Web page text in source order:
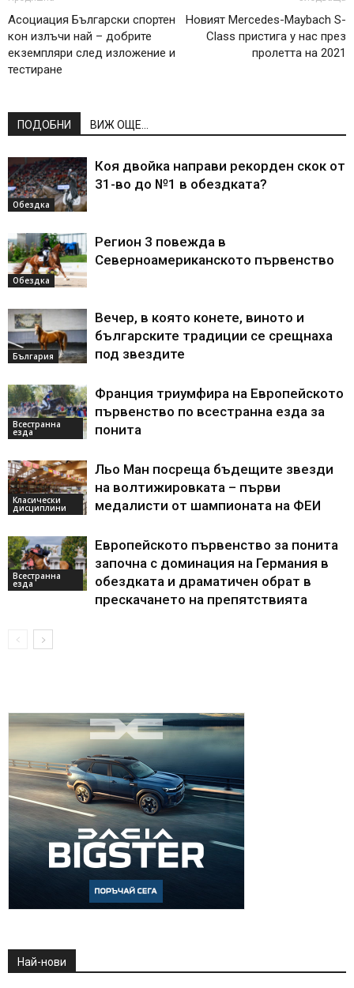
Асоциация Български спортен
кон излъчи най – добрите
екземпляри след изложение и
тестиране
Новият Mercedes-Maybach S-
Class пристига у нас през
пролетта на 2021
ПОДОБНИ ВИЖ ОЩЕ...
Обездка
Коя двойка направи рекорден скок от
31-во до №1 в обездката?
Обездка
Регион 3 повежда в
Северноамериканското първенство
България
Вечер, в която конете, виното и
българските традиции се срещнаха
под звездите
Всестранна
езда
Франция триумфира на Европейското
първенство по всестранна езда за
понита
Класически
дисциплини
Льо Ман посреща бъдещите звезди
на волтижировката – първи
медалисти от шампионата на ФЕИ
Всестранна
езда
Европейското първенство за понита
започна с доминация на Германия в
обездката и драматичен обрат в
прескачането на препятствията
Най-нови